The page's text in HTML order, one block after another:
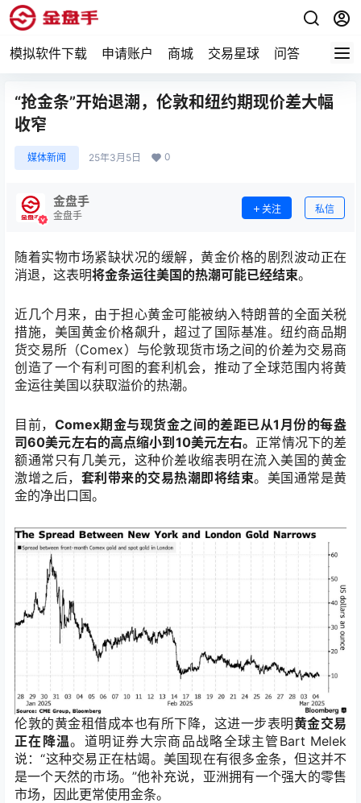
模拟软件下载 申请账户 商城 交易星球 问答 专题
“抢金条”开始退潮，伦敦和纽约期现价差大幅
收窄
媒体新闻 25年3月5日 0
金盘手
金盘手
关注 私信
随着实物市场紧缺状况的缓解，黄金价格的剧烈波动正在
消退，这表明将金条运往美国的热潮可能已经结束。
近几个月来，由于担心黄金可能被纳入特朗普的全面关税
措施，美国黄金价格飙升，超过了国际基准。纽约商品期
货交易所（Comex）与伦敦现货市场之间的价差为交易商
创造了一个有利可图的套利机会，推动了全球范围内将黄
金运往美国以获取溢价的热潮。
目前， Comex期金与现货金之间的差距已从1月份的每盎
司60美元左右的高点缩小到10美元左右。 正常情况下的差
额通常只有几美元，这种价差收缩表明在流入美国的黄金
激增之后， 套利带来的交易热潮即将结束。美国通常是黄
金的净出口国。
伦敦的黄金租借成本也有所下降，这进一步表明黄金交易
正在降温。道明证券大宗商品战略全球主管Bart Melek
说：“这种交易正在枯竭。美国现在有很多金条，但这并不
是一个天然的市场。”他补充说，亚洲拥有一个强大的零售
市场，因此更常使用金条。